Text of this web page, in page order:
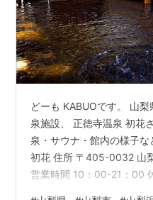
どーも KABUOです。 山
泉施設、 正徳寺温泉 初花
泉・サウナ・館内の様子
初花 住所 〒405-0032 山
営業時間 10：00-21：00